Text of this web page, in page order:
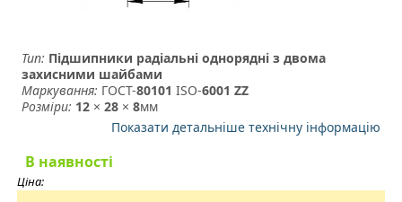
Тип: Підшипники радіальні однорядні з двома
захисними шайбами
Маркування: ГОСТ-80101 ­ ISO-6001 ZZ
Розміри: 12 ×28 ×8мм
Показати детальніше технічну інформацію
В наявності
Ціна: